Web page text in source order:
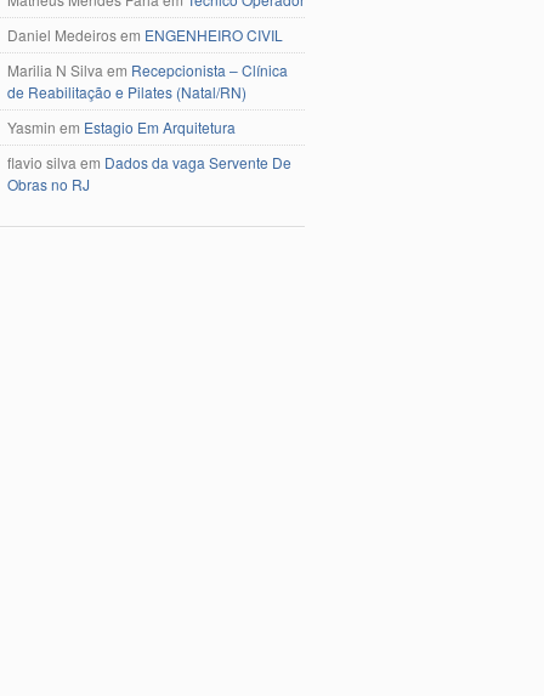
Daniel Medeirosem ENGENHEIRO CIVIL
Marilia N Silva em Recepcionista – Clínica
de Reabilitação e Pilates (Natal/RN)
Yasmin em Estagio Em Arquitetura
flavio silva em Dados da vaga Servente De
Obras no RJ